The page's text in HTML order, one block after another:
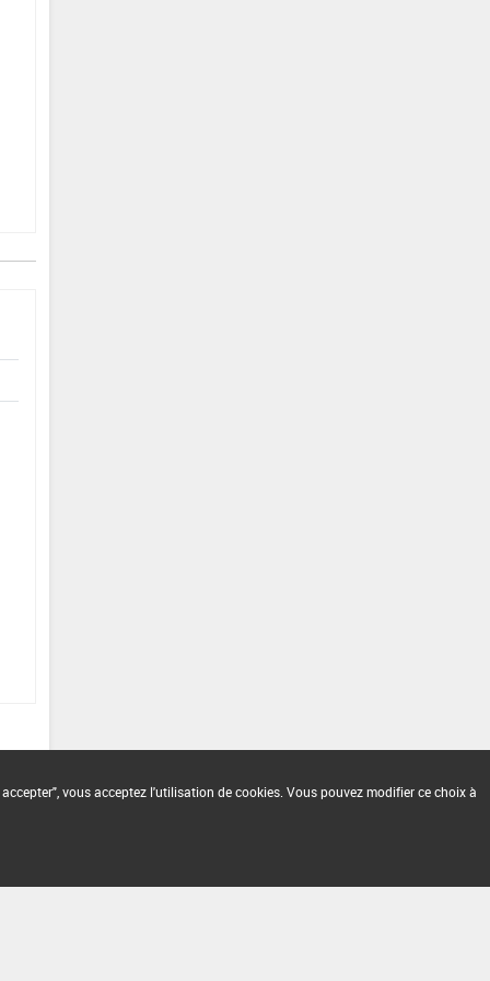
vous acceptez l'utilisation de cookies. Vous pouvez modifier ce choix à